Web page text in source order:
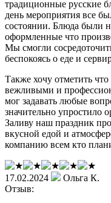
традиционные русские
день мероприятия все
состоянии. Блюда были
оформленные что
Мы смогли
беспокоясь о еде и
Также хочу отметить
вежливыми и
мог задавать любые
значительно упростило
Заливу наш праздник
вкусной едой и
компанию всем кто
17.02.2024
Ольга К.
Отзыв: